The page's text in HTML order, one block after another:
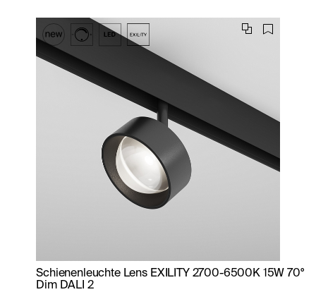
Schienenleuchte Lens EXILITY 2700-6500K 15W 70°
Dim DALI 2